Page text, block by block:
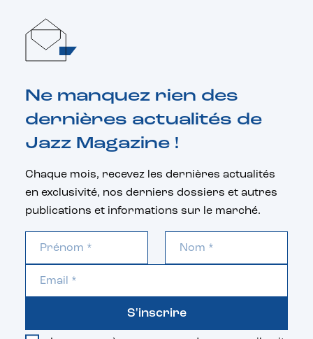
Ne manquez rien des
dernières actualités de
Jazz Magazine !
Chaque mois, recevez les dernières actualités
en exclusivité, nos derniers dossiers et autres
publications et informations sur le marché.
S'inscrire